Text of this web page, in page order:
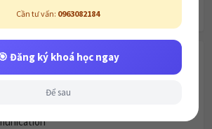
Social Problems
Cần tư vấn: 0963082184
Đăng ký khoá học ngay
Để sau